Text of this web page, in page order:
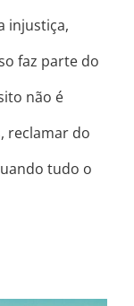
injustiça,
faz parte do
não é
reclamar do
tudo o